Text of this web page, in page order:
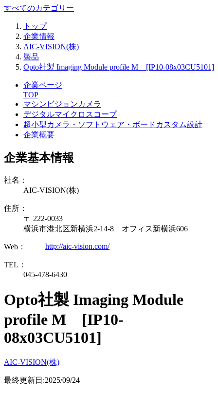
すべてのカテゴリー
トップ
企業情報
AIC-VISION(株)
製品
Opto社製 Imaging Module profile M [IP10-08x03CU5101]
企業ページ
TOP
マシンビジョンカメラ
デジタルマイクロスコープ
超小型カメラ・ソフトウェア・ボードカスタム設計
企業概要
企業基本情報
社名：
AIC-VISION(株)
住所：
〒 222-0033
横浜市港北区新横浜2-14-8 オフィス新横浜606
Web： http://aic-vision.com/
TEL：
045-478-6430
Opto社製 Imaging Module
profile M [IP10-
08x03CU5101]
AIC-VISION(株)
最終更新日:2025/09/24